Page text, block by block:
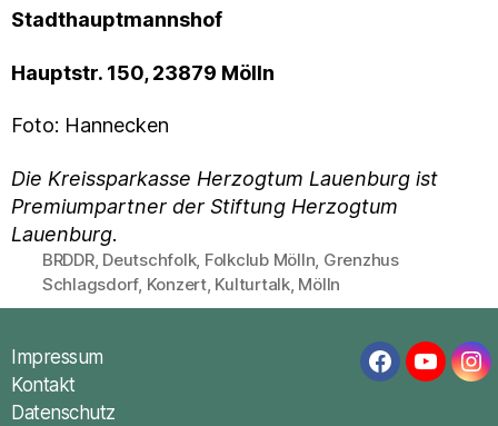
Stadthauptmannshof
Hauptstr. 150, 23879 Mölln
Foto: Hannecken
Die Kreissparkasse Herzogtum Lauenburg ist
Premiumpartner der Stiftung Herzogtum
Lauenburg.
Schlagwörter
BRDDR, Deutschfolk, Folkclub Mölln Grenzhus
Schlagsdorf, Konzert, Kulturtalk, Mölln
Impressum
Kontakt
Datenschutz
Facebook